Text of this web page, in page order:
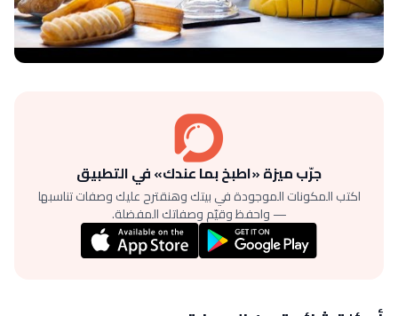
جرّب ميزة «اطبخ بما عندك» في التطبيق
اكتب المكونات الموجودة في بيتك وهنقترح عليك وصفات تناسبها
— واحفظ وقيّم وصفاتك المفضلة.